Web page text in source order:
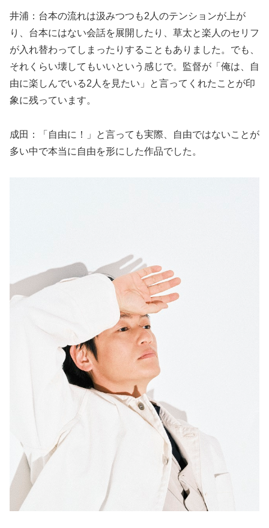
井浦：台本の流れは汲みつつも2人のテンションが上が
り、台本にはない会話を展開したり、草太と楽人のセリフ
が入れ替わってしまったりすることもありました。でも、
それくらい壊してもいいという感じで。監督が「俺は、自
由に楽しんでいる2人を見たい」と言ってくれたことが印
象に残っています。
成田：「自由に！」と言っても実際、自由ではないことが
多い中で本当に自由を形にした作品でした。